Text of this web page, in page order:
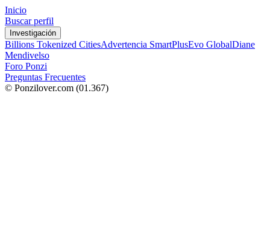
Inicio
Buscar perfil
Investigación
Billions Tokenized CitiesAdvertencia SmartPlusEvo GlobalDiane
Mendivelso
Foro Ponzi
Preguntas Frecuentes
© Ponzilover.com (01.367)